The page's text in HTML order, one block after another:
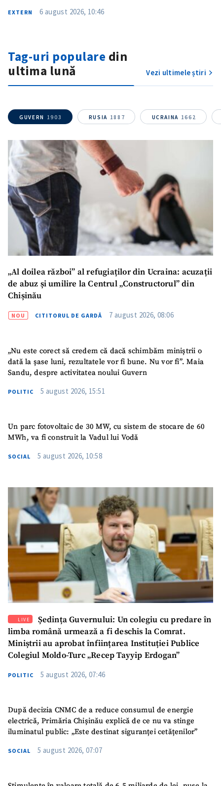
SUSȚINE
EXTERN 6 august 2026, 10:46
Tag-uri populare din
ultima lună
Vezi ultimele știri
GUVERN 1903 RUSIA 1887 UCRAINA 1662
„Al doilea război” al refugiaților din Ucraina: acuzații
de abuz și umilire la Centrul „Constructorul” din
Chișinău
NOU CITITORUL DE GARDĂ 7 august 2026, 08:06
„Nu este corect să credem că dacă schimbăm miniștrii o
dată la șase luni, rezultatele vor fi bune. Nu vor fi”. Maia
Sandu, despre activitatea noului Guvern
POLITIC 5 august 2026, 15:51
Un parc fotovoltaic de 30 MW, cu sistem de stocare de 60
MWh, va fi construit la Vadul lui Vodă
SOCIAL 5 august 2026, 10:58
LIVE
Ședința Guvernului: Un colegiu cu predare în
limba română urmează a fi deschis la Comrat.
Miniștrii au aprobat înființarea Instituției Publice
Colegiul Moldo-Turc „Recep Tayyip Erdogan”
POLITIC 5 august 2026, 07:46
După decizia CNMC de a reduce consumul de energie
electrică, Primăria Chișinău explică de ce nu va stinge
iluminatul public: „Este destinat siguranței cetățenilor”
SOCIAL 5 august 2026, 07:07
Titlu știre
+ Adaugă titlu
Link media
+ Link media
Mesajul știrei
+ Mesajul știrei
CONTACT SURSĂ
Sursă anonimă
Nume + Numele meu
Telefon
+ Telefon personal
Am citit și sunt de
TRIMITE ȘTIREA